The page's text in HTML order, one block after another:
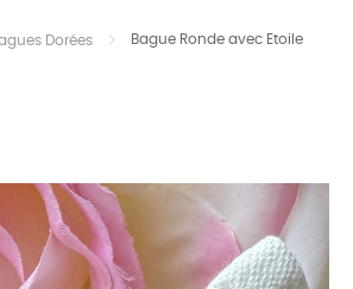
Dorées Bague Ronde avec Etoile